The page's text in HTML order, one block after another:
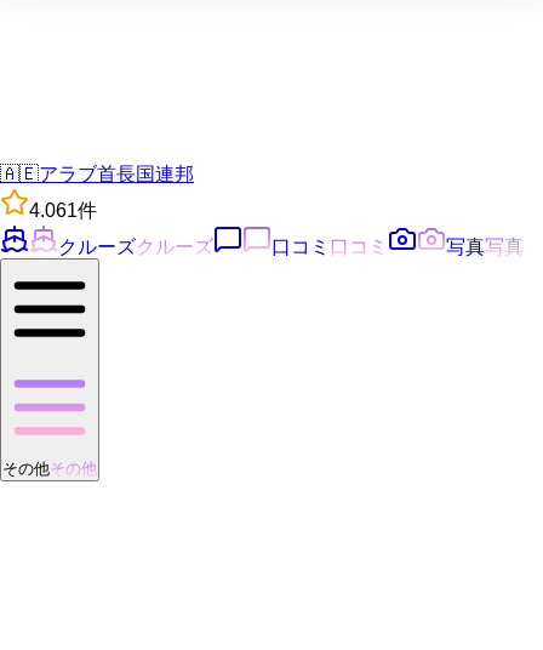
🇦🇪アラブ首長国連邦
4.061件
クルーズクルーズ 口コミ 口コミ 写真写真
その他その他